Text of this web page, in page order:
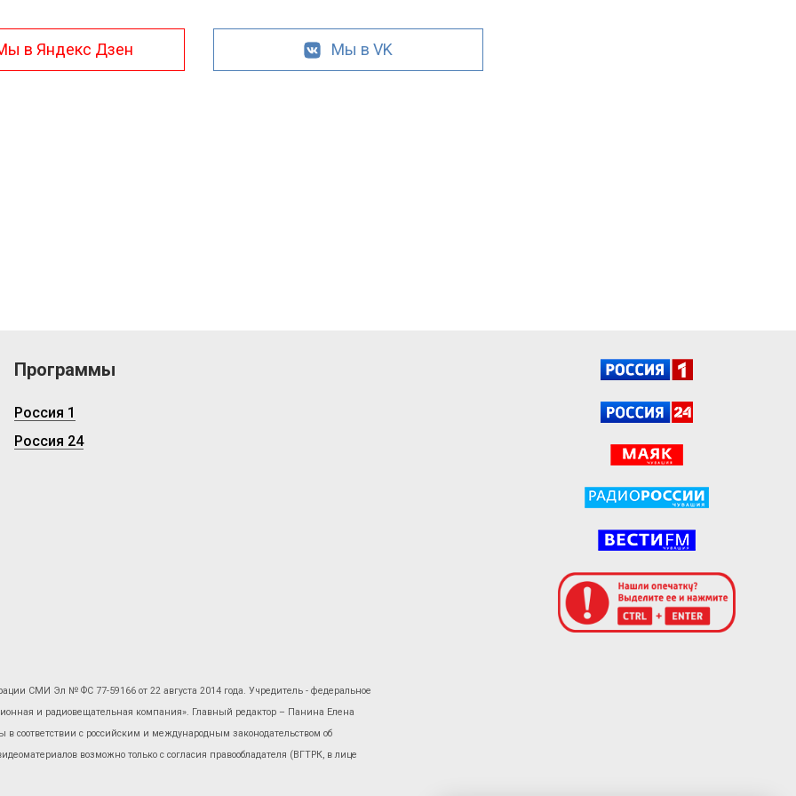
в Яндекс Дзен Мы в VK
Программы
Россия 1
Россия 24
СМИ Эл № ФС 77-59166 от 22 августа 2014 года. Учредитель - федеральное
и радиовещательная компания». Главный редактор – Панина Елена
с российским и международным законодательством об
возможно только с согласия правообладателя (ВГТРК, в лице